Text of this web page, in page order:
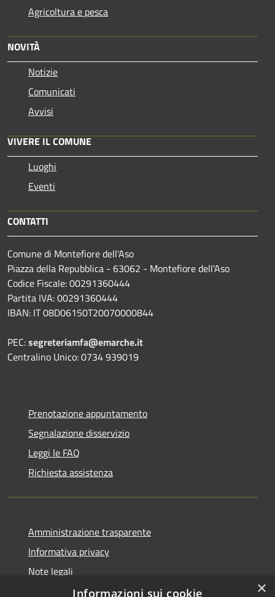
Agricoltura e pesca
NOVITÀ
Notizie
Comunicati
Avvisi
VIVERE IL COMUNE
Luoghi
Eventi
CONTATTI
Comune di Montefiore dell'Aso
Piazza della Repubblica - 63062 - Montefiore dell'Aso
Codice Fiscale: 00291360444
Partita IVA: 00291360444
IBAN: IT 08D06150T20070000844
PEC:segreteriamfa@emarche.it
Centralino Unico: 0734 939019
Prenotazione appuntamento
Segnalazione disservizio
Leggi le FAQ
Richiesta assistenza
Amministrazione trasparente
Informativa privacy
Note legali
Dichiarazione di accessibilità
×
Informazioni sui cookie